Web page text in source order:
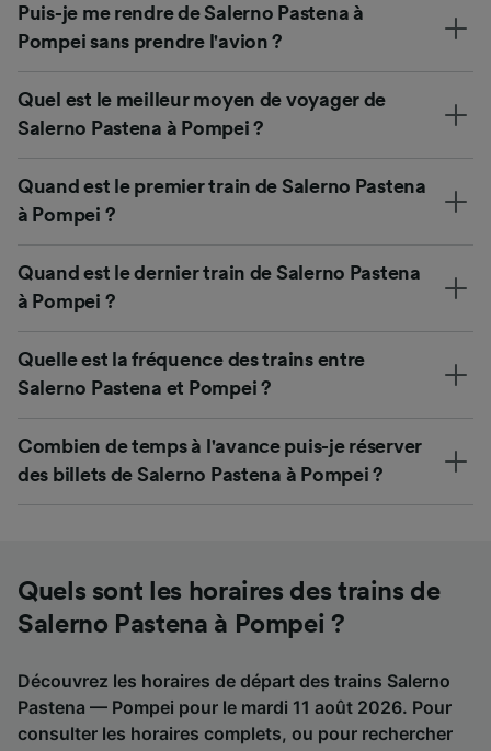
Puis-je me rendre de Salerno Pastena à
Pompei sans prendre l'avion ?
Quel est le meilleur moyen de voyager de
Salerno Pastena à Pompei ?
Quand est le premier train de Salerno Pastena
à Pompei ?
Quand est le dernier train de Salerno Pastena
à Pompei ?
Quelle est la fréquence des trains entre
Salerno Pastena et Pompei ?
Combien de temps à l'avance puis-je réserver
des billets de Salerno Pastena à Pompei ?
Quels sont les horaires des trains de
Salerno Pastena à Pompei ?
Découvrez les horaires de départ des trains Salerno
Pastena — Pompei pour le mardi 11 août 2026. Pour
consulter les horaires complets, ou pour rechercher